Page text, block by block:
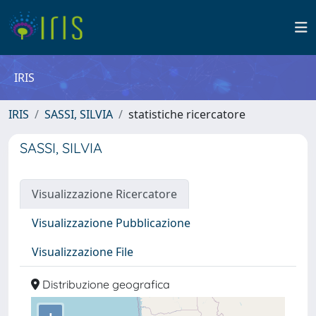
IRIS
IRIS SASSI, SILVIA statistiche ricercatore
SASSI, SILVIA
Visualizzazione Ricercatore
Visualizzazione Pubblicazione
Visualizzazione File
Distribuzione geografica